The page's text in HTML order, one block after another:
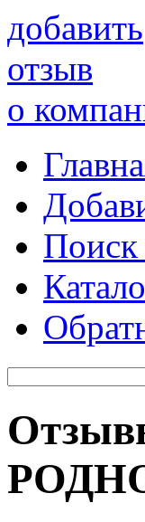
добавить
отзыв
о
Поиск